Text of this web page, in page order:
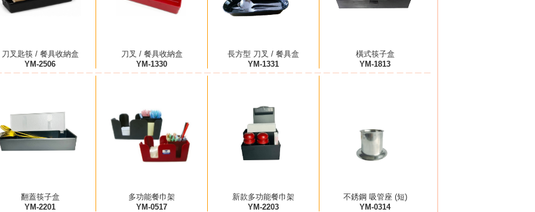
刀叉匙筷 / 餐具收納盒
YM-2506
刀叉 / 餐具收納盒
YM-1330
長方型 刀叉 / 餐具盒
YM-1331
橫式筷子盒
YM-1813
翻蓋筷子盒
YM-2201
多功能餐巾架
YM-0517
新款多功能餐巾架
YM-2203
不銹鋼 吸管座 (短)
YM-0314